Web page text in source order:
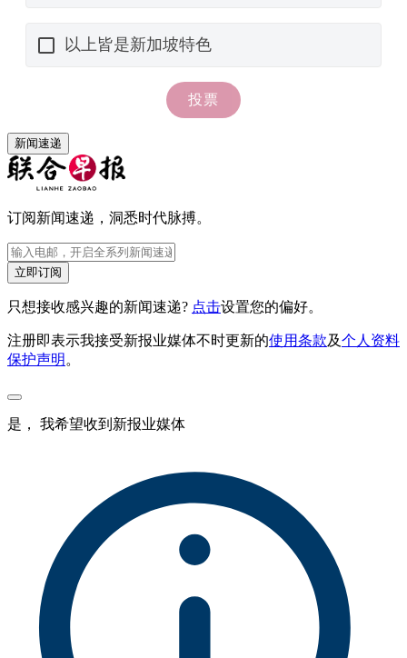
新闻速递
订阅新闻速递，洞悉时代脉搏。
立即订阅
只想接收感兴趣的新闻速递? 点击设置您的偏好。
注册即表示我接受新报业媒体不时更新的使用条款及个人资料
保护声明。
是， 我希望收到新报业媒体